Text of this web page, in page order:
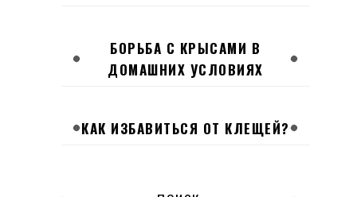
БОРЬБА С КРЫСАМИ В
ДОМАШНИХ УСЛОВИЯХ
КАК ИЗБАВИТЬСЯ ОТ КЛЕЩЕЙ?